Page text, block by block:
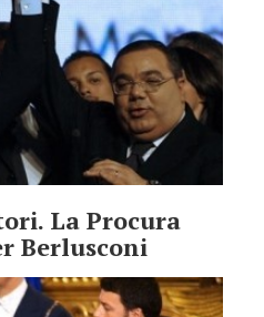
La Procura
Berlusconi